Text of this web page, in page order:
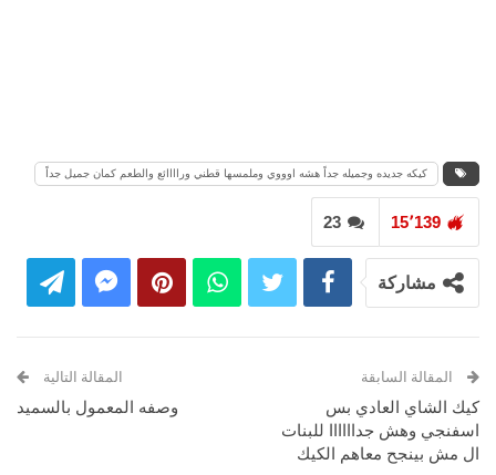
كيكه جديده وجميله جداً هشه اوووي وملمسها قطني وراااائع والطعم كمان جميل جداً
23 15٬139
مشاركة
المقالة السابقة
كيك الشاي العادي بس
اسفنجي وهش جداااااا للبنات
ال مش بينجح معاهم الكيك
المقالة التالية
وصفه المعمول بالسميد